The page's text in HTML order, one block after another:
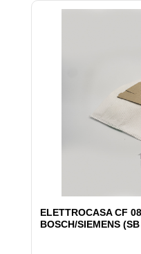
ELETTROCASA CF
BOSCH/SIEMENS